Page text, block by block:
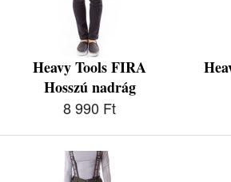
Heavy Tools FIRA
Hosszú nadrág
8 990 Ft